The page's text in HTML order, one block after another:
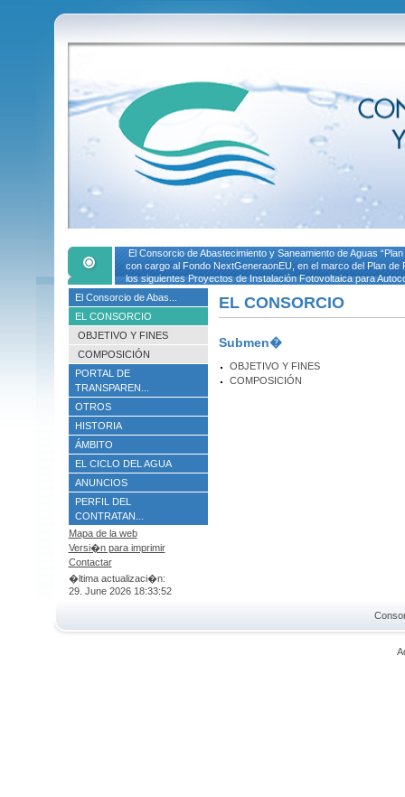
El Consorcio de Abastecimiento y Saneamiento de Aguas
con cargo al Fondo NextGeneraonEU, en el marco del Plan
los siguientes Proyectos de Instalación Fotovoltaica para
El Consorcio de Abas...
EL CONSORCIO
OBJETIVO Y FINES
COMPOSICIÓN
PORTAL DE
TRANSPAREN...
OTROS
HISTORIA
ÁMBITO
EL CICLO DEL AGUA
ANUNCIOS
PERFIL DEL
CONTRATAN...
Mapa de la web
Versi�n para imprimir
Contactar
�ltima actualizaci�n:
29. June 2026 18:33:52
EL CONSORCIO
Submen�
OBJETIVO Y FINES
COMPOSICIÓN